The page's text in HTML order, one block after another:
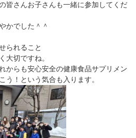
皆さんお子さんも一緒に参加してくだ
かでした＾＾
られること
大切ですね。
からも安心安全の健康食品サプリメン
う！という気合も入ります。